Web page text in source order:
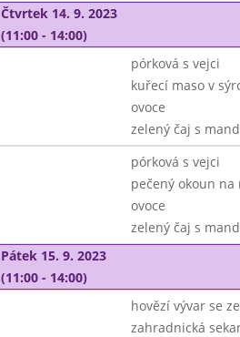
Čtvrtek 14. 9. 2023
(11:00 - 14:00)
pórková s vejci
kuřecí maso v
ovoce
zelený čaj s
pórková s vejci
pečený okoun
ovoce
zelený čaj s
Pátek 15. 9. 2023
(11:00 - 14:00)
hovězí vývar se
zahradnická